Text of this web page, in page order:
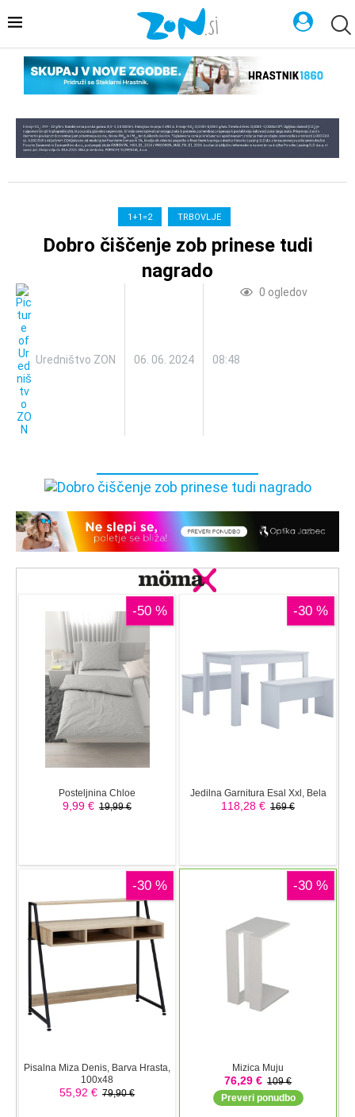
1+1=2 TRBOVLJE
Dobro čiščenje zob prinese tudi
nagrado
Uredništvo ZON 06. 06. 2024 08:48
0 ogledov